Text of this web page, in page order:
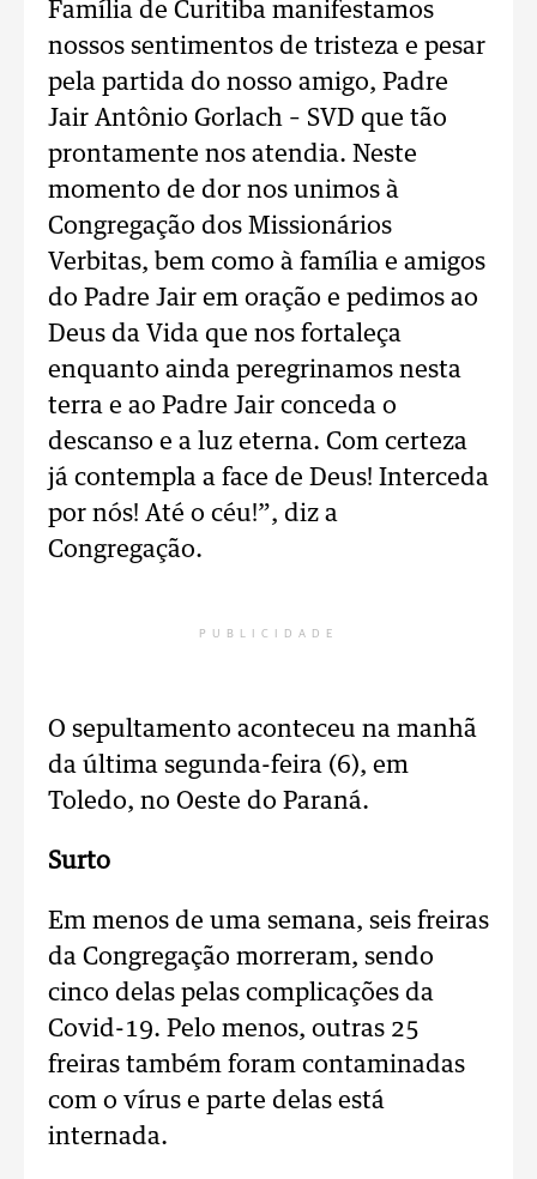
Família de Curitiba manifestamos
nossos sentimentos de tristeza e pesar
pela partida do nosso amigo, Padre
Jair Antônio Gorlach – SVD que tão
prontamente nos atendia. Neste
momento de dor nos unimos à
Congregação dos Missionários
Verbitas, bem como à família e amigos
do Padre Jair em oração e pedimos ao
Deus da Vida que nos fortaleça
enquanto ainda peregrinamos nesta
terra e ao Padre Jair conceda o
descanso e a luz eterna. Com certeza
já contempla a face de Deus! Interceda
por nós! Até o céu!”, diz a
Congregação.
PUBLICIDADE
O sepultamento aconteceu na manhã
da última segunda-feira (6), em
Toledo, no Oeste do Paraná.
Surto
Em menos de uma semana, seis freiras
da Congregação morreram, sendo
cinco delas pelas complicações da
Covid-19. Pelo menos, outras 25
freiras também foram contaminadas
com o vírus e parte delas está
internada.